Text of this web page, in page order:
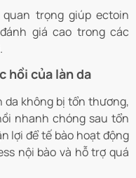
trọng giúp ectoin
giá cao trong các
hồi của làn da
da không bị tổn thương,
nhanh chóng sau tổn
lợi để tế bào hoạt động
nội bào và hỗ trợ quá